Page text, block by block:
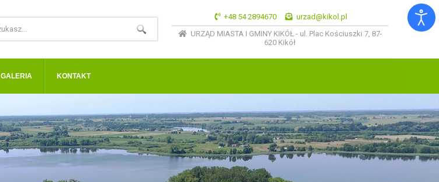
+48 54 2894670
urzad@kikol.pl
URZĄD MIASTA I GMINY KIKÓŁ - ul. Plac Kościuszki 7, 87-
620 Kikół
GALERIA KONTAKT